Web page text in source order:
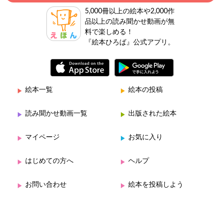
5,000冊以上の絵本や2,000作
品以上の読み聞かせ動画が無
料で楽しめる！
『絵本ひろば』公式アプリ。
絵本一覧 絵本の投稿
読み聞かせ動画一覧 出版された絵本
マイページ お気に入り
はじめての方へ ヘルプ
お問い合わせ 絵本を投稿しよう